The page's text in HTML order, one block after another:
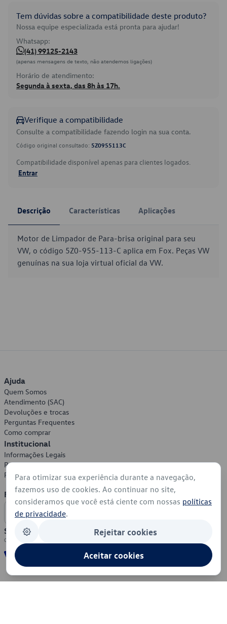
Tem dúvidas sobre a compatibilidade deste produto?
Nossa equipe especializada está pronta para ajudar!
Whatsapp:
(41) 99125-2143
(apenas mensagens de texto, não atendemos ligações)
Horário de atendimento:
Segunda à sexta, das 8h às 17h.
Verifique a compatibilidade
Consulte a compatibilidade fazendo login na sua conta.
Código original consultado: 5Z0955113C
Compatibilidade disponível apenas para clientes logados.
Entrar
Descrição Características Aplicações
Motor de Limpador de Para-brisa original para seu
VW, o código 5Z0-955-113-C aplica em Fox. Peças VW
genuínas na sua loja virtual oficial da VW.
Ajuda
Quem Somos
Atendimento (SAC)
Devoluções e trocas
Perguntas Frequentes
Como comprar
Institucional
Informações Legais
Política de Privacidade
Política de Cookies
Formas de Pagamento
Segurança
Para otimizar sua experiência durante a navegação,
fazemos uso de cookies. Ao continuar no site,
consideramos que você está ciente com nossas políticas
de privacidade.
Rejeitar cookies
Aceitar cookies